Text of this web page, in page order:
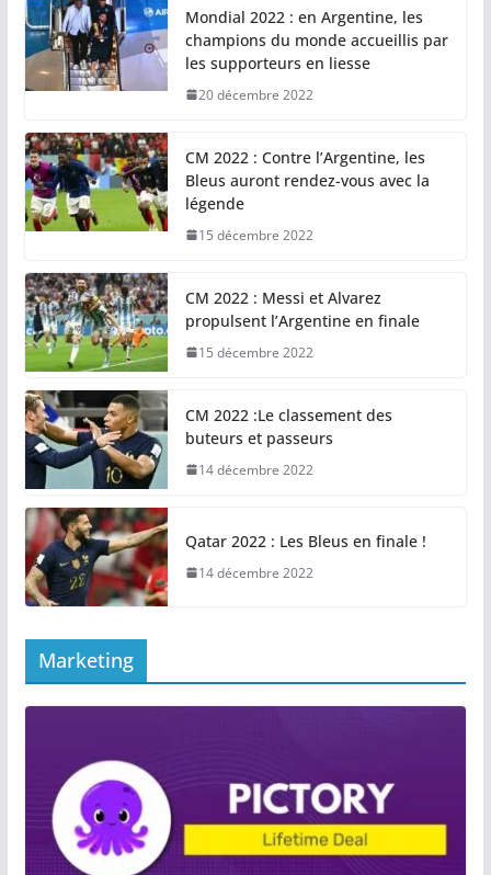
Mondial 2022 : en Argentine, les
champions du monde accueillis par
les supporteurs en liesse
20 décembre 2022
CM 2022 : Contre l’Argentine, les
Bleus auront rendez-vous avec la
légende
15 décembre 2022
CM 2022 : Messi et Alvarez
propulsent l’Argentine en finale
15 décembre 2022
CM 2022 :Le classement des
buteurs et passeurs
14 décembre 2022
Qatar 2022 : Les Bleus en finale !
14 décembre 2022
Marketing